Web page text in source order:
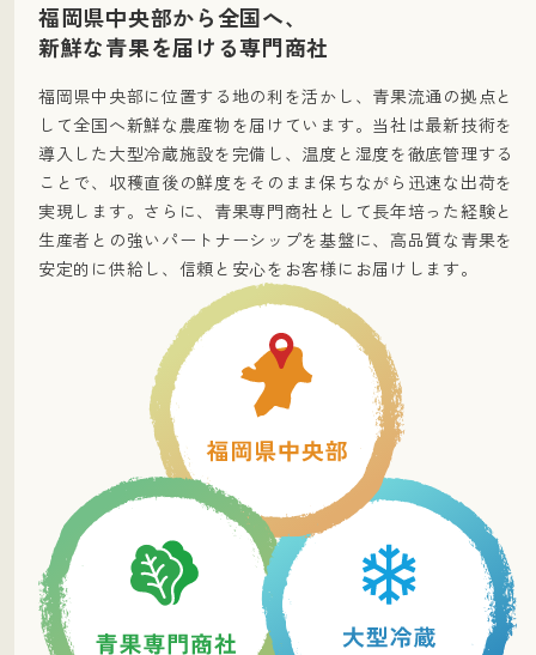
福岡県中央部から全国へ、
新鮮な青果を届ける専門商社
福岡県中央部に位置する地の利を活かし、青果流通の拠点と
して全国へ新鮮な農産物を届けています。当社は最新技術を
導入した大型冷蔵施設を完備し、温度と湿度を徹底管理する
ことで、収穫直後の鮮度をそのまま保ちながら迅速な出荷を
実現します。さらに、青果専門商社として長年培った経験と
生産者との強いパートナーシップを基盤に、高品質な青果を
安定的に供給し、信頼と安心をお客様にお届けします。